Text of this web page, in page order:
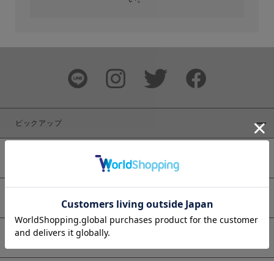
ブランド
ピックアップ
予約商品